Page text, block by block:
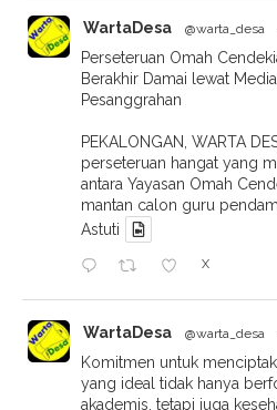
WartaDesa @warta_desa
Perseteruan Omah
Berakhir Damai lewat
Pesanggrahan
PEKALONGAN, WARTA
perseteruan hangat yang
antara Yayasan Omah
mantan calon guru
Astuti
X
WartaDesa @warta_desa
Komitmen untuk
yang ideal tidak hanya
akademis, tetapi juga